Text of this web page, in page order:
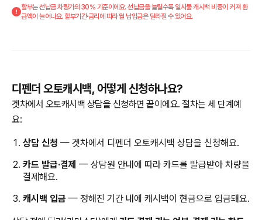
할부는 선납금 차량가의 30% 기준이에요. 선납금을 늘릴수록 일시불 캐시백 비중이 커져 환
급액이 늘어나요. 할부기간·금리에 따라 월 납입금은 달라질 수 있어요.
디펜더 오토캐시백, 어떻게 신청하나요?
겟차에서 오토캐시백 상담을 신청하면 끝이에요. 절차는 세 단계예
요:
상담 신청 — 겟차에서 디펜더 오토캐시백 상담을 신청해요.
카드 발급·결제 — 상담원 안내에 따라 카드를 발급받아 차량을
결제해요.
캐시백 입금 — 정해진 기간 내에 캐시백이 현금으로 입금돼요.